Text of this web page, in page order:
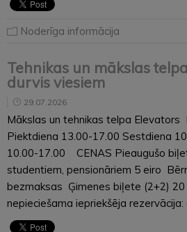
Noderīga informācija
Tehnikas un mākslas
durvis viesiem
29.07.2026
Mākslas un tehnikas telpa Elevators
Piektdiena 13.00-17.00 Sestdiena
10.00-17.00 CENAS Pieaugušo
studentiem, pensionāriem 5 eiro
bezmaksas Ģimenes biļete (2+2)
nepieciešama iepriekšēja